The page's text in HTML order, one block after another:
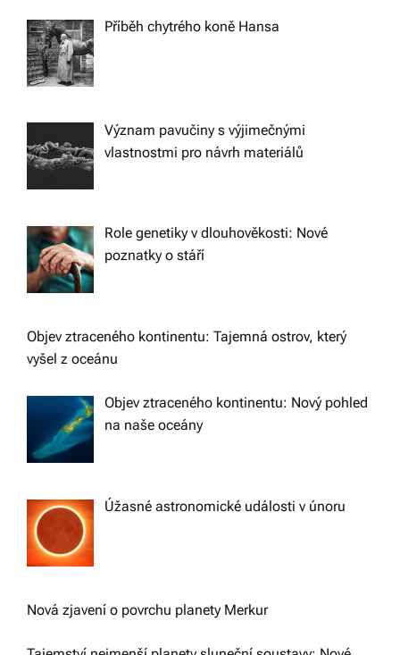
Příběh chytrého koně Hansa
Význam pavučiny s výjimečnými
vlastnostmi pro návrh materiálů
Role genetiky v dlouhověkosti: Nové
poznatky o stáří
Objev ztraceného kontinentu: Tajemná ostrov, který
vyšel z oceánu
Objev ztraceného kontinentu: Nový pohled
na naše oceány
Úžasné astronomické události v únoru
Nová zjavení o povrchu planety Merkur